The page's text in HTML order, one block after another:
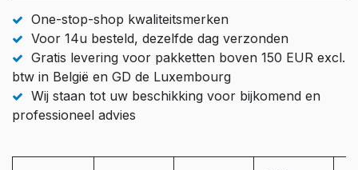
One-stop-shop kwaliteitsmerken
Voor 14u besteld, dezelfde dag verzonden
Gratis levering voor pakketten boven 150 EUR excl.
btw in België en GD de Luxembourg
Wij staan tot uw beschikking voor bijkomend en
professioneel advies